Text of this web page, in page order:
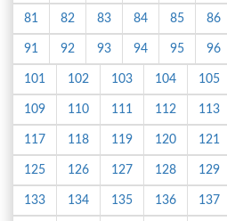
81 82 83 84 85 86
91 92 93 94 95 96
101 102 103 104 105
109 110 111 112 113
117 118 119 120 121
125 126 127 128 129
133 134 135 136 137